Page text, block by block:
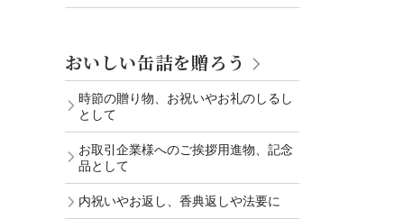
おいしい缶詰を贈ろう
時節の贈り物、お祝いやお礼のしるし
として
お取引企業様へのご挨拶用進物、記念
品として
内祝いやお返し、香典返しや法要に